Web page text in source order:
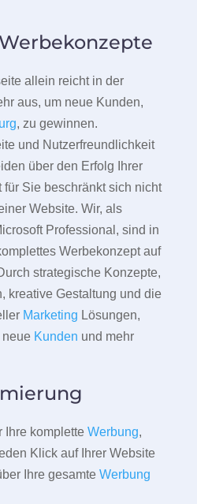
allein reicht in der
aus, um neue Kunden,
, zu gewinnen.
und Nutzerfreundlichkeit
über den Erfolg Ihrer
für Sie beschränkt sich nicht
Website. Wir, als
Professional, sind in
Werbekonzept auf
strategische Konzepte,
kreative Gestaltung und die
Marketing Lösungen,
neue Kunden und mehr
Ihre komplette Werbung,
Klick auf Ihrer Website
Ihre gesamte Werbung